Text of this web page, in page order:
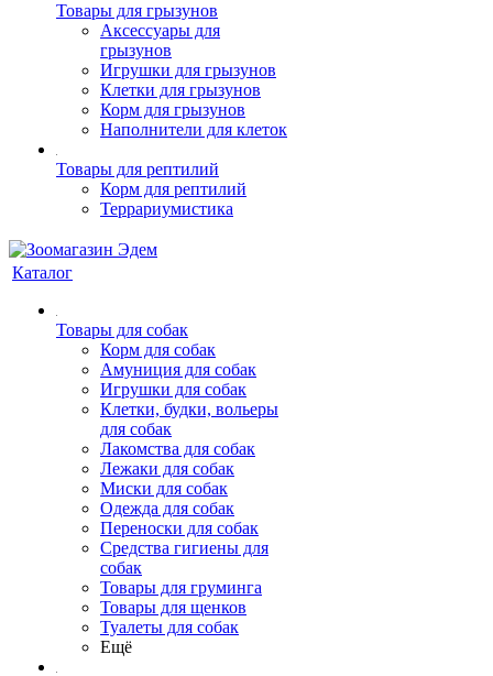
Товары для грызунов
Аксессуары для
грызунов
Игрушки для грызунов
Клетки для грызунов
Корм для грызунов
Наполнители для клеток
Товары для рептилий
Корм для рептилий
Террариумистика
Каталог
Товары для собак
Корм для собак
Амуниция для собак
Игрушки для собак
Клетки, будки, вольеры
для собак
Лакомства для собак
Лежаки для собак
Миски для собак
Одежда для собак
Переноски для собак
Средства гигиены для
собак
Товары для груминга
Товары для щенков
Туалеты для собак
Ещё